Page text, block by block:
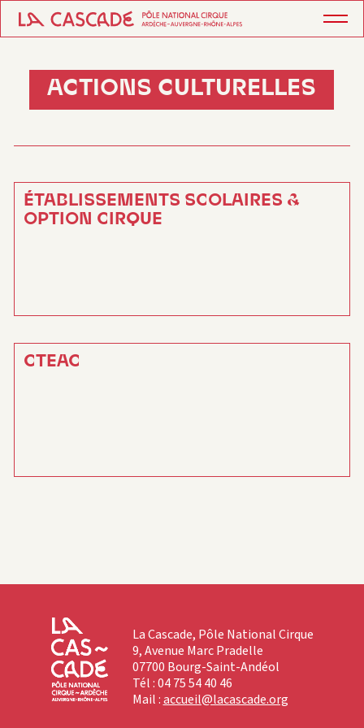
ACTIONS CULTURELLES
ÉTABLISSEMENTS SCOLAIRES &
OPTION CIRQUE
CTEAC
La Cascade, Pôle National Cirque
9, Avenue Marc Pradelle
07700 Bourg-Saint-Andéol
Tél : 04 75 54 40 46
Mail :accueil@lacascade.org